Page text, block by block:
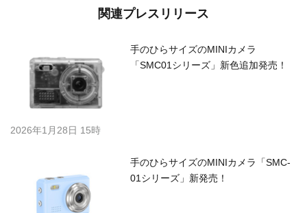
関連プレスリリース
手のひらサイズのMINIカメラ
「SMC01シリーズ」新色追加発売！
2026年1月28日 15時
手のひらサイズのMINIカメラ「SMC-
01シリーズ」新発売！